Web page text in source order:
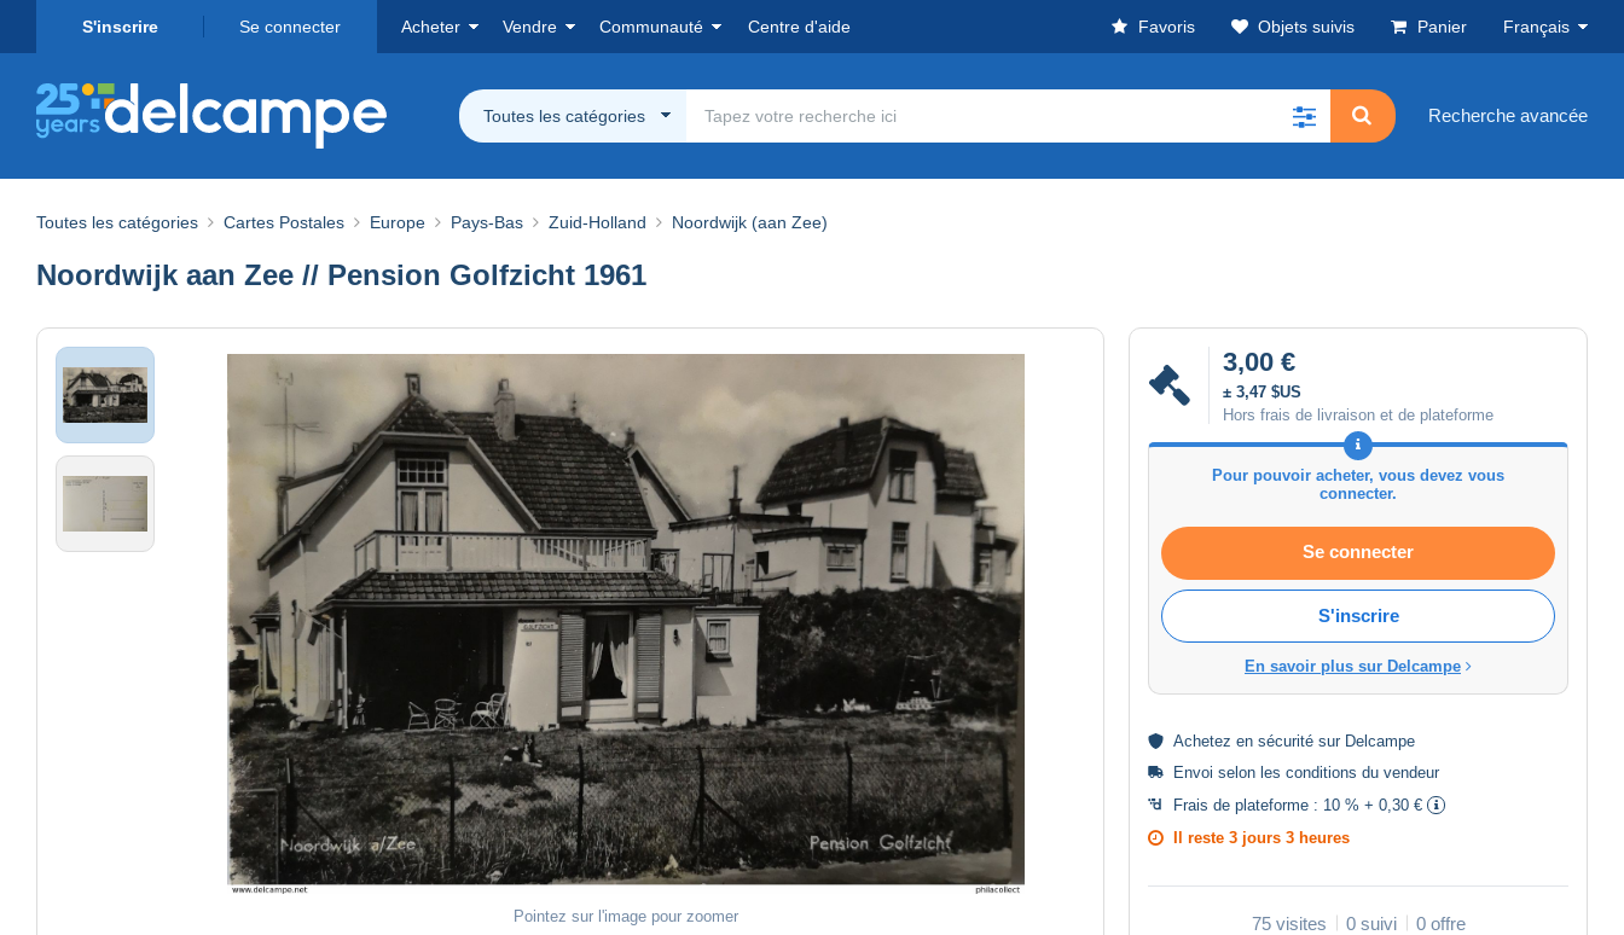
S'inscrire Se connecter Acheter Vendre Communauté Centre d'aide Favoris Objets suivis Panier Français
Toutes les catégories Recherche avancée
Toutes les catégories Cartes Postales Europe Pays-Bas Zuid-Holland Noordwijk (aan Zee)
Noordwijk aan Zee // Pension Golfzicht 1961
Pointez sur l'image pour zoomer
3,00 €
± 3,47 $US
Hors frais de livraison et de plateforme
Pour pouvoir acheter, vous devez vous
connecter.
Se connecter
S'inscrire
En savoir plus sur Delcampe
Achetez en sécurité sur Delcampe
Envoi selon les conditions du vendeur
Frais de plateforme : 10 % + 0,30 €
Il reste 3 jours 3 heures
75 visites 0 suivi 0 offre